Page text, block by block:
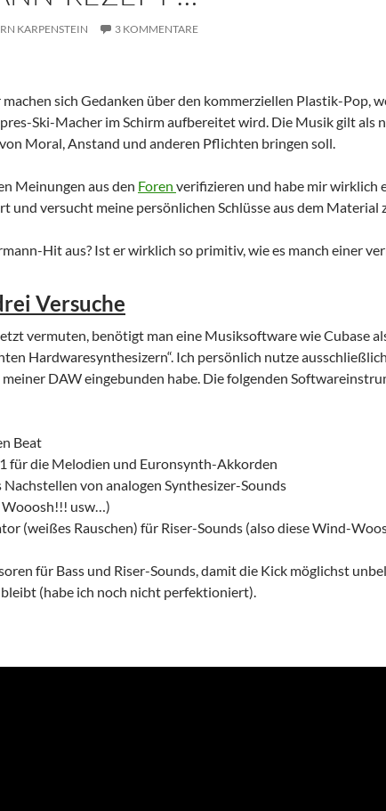
KARPENSTEIN 3 KOMMENTARE
sich Gedanken über den kommerziellen Plastik-Pop,
Ski-Macher im Schirm aufbereitet wird. Die Musik gilt als
Moral, Anstand und anderen Pflichten bringen soll.
Meinungen aus den Foren verifizieren und habe mir wirklich
und versucht meine persönlichen Schlüsse aus dem Material
Hit aus? Ist er wirklich so primitiv, wie es manch einer
Versuche
vermuten, benötigt man eine Musiksoftware wie Cubase
Hardwaresynthesizern“. Ich persönlich nutze
DAW eingebunden habe. Die folgenden
Beat
für die Melodien und Euronsynth-Akkorden
von analogen Synthesizer-Sounds
Wooosh!!! usw…)
(weißes Rauschen) für Riser-Sounds (also diese Wind-
für Bass und Riser-Sounds, damit die Kick möglichst
(habe ich noch nicht perfektioniert).